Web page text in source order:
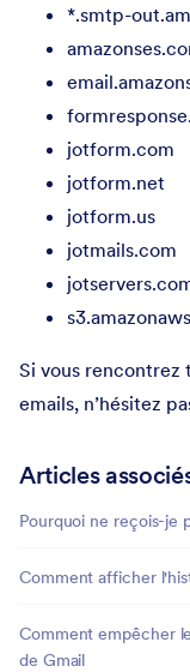
*.smtp-
jotform.com
jotform.net
jotform.us
jotmails.com
Si vous rencontrez
emails, n’hésitez
Articles
Pourquoi ne reçois-je
Comment afficher
Comment empêcher
de Gmail